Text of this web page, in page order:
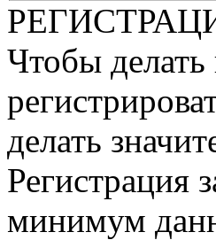
Чтобы
делать
Регистрация
минимум